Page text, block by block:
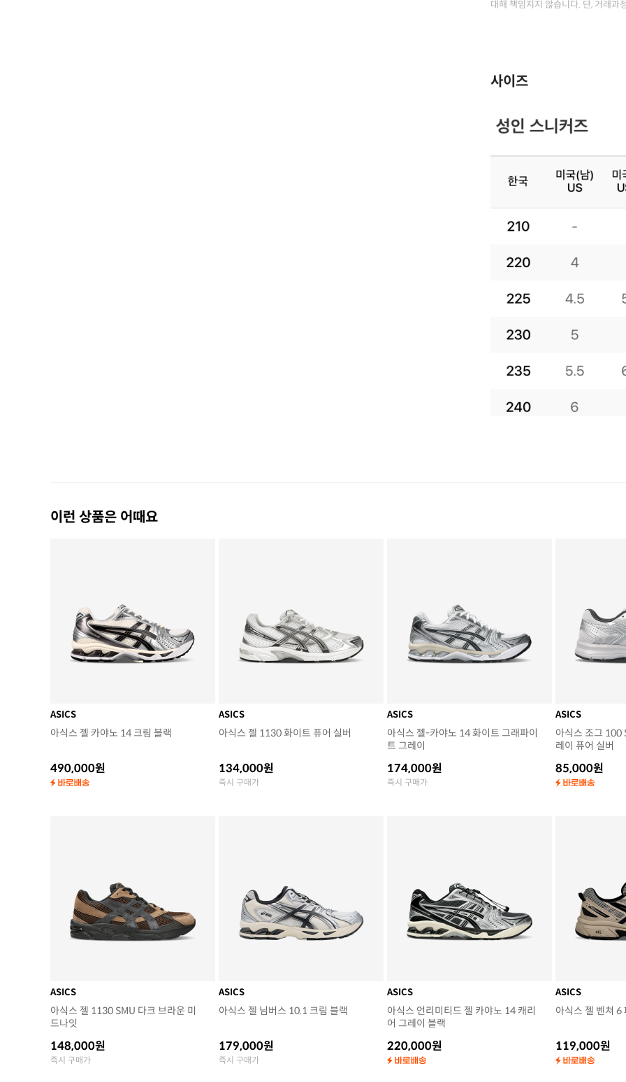
대해 책임지지 않습니다. 단, 거래과
사이즈
이런 상품은 어때요
ASICS
아식스 젤 카야노 14 크림 블랙
490,000원
ASICS
아식스 젤 1130 화이트 퓨어 실버
134,000원
즉시 구매가
ASICS
아식스 젤-카야노 14 화이트 그래파이
트 그레이
174,000원
즉시 구매가
ASICS
아식스 조그 100
레이 퓨어 실버
85,000원
ASICS
아식스 젤 1130 SMU 다크 브라운 미
드나잇
148,000원
즉시 구매가
ASICS
아식스 젤 님버스 10.1 크림 블랙
179,000원
즉시 구매가
ASICS
아식스 언리미티드 젤 카야노 14 캐리
어 그레이 블랙
220,000원
ASICS
아식스 젤 벤쳐 6
119,000원